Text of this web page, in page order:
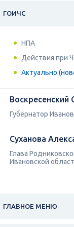
ГОИЧС
НПА
Действия при
Актуально
Воскресенский
Губернатор
Суханова
Глава
Ивановской
ГЛАВНОЕ МЕНЮ